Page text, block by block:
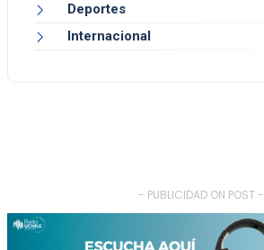
Deportes
Internacional
- PUBLICIDAD ON POST -